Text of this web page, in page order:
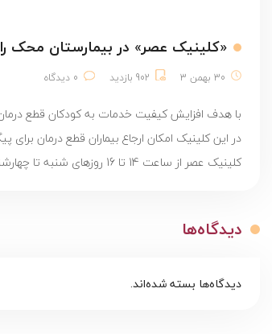
«کلینیک عصر» در بیمارستان محک
30 بهمن 3 902 بازدید 0 دیدگاه
با هدف افزایش کیفیت خدمات به کودکان قطع
در این کلینیک امکان ارجاع بیماران قطع درمان
کلینیک عصر از ساعت 14 تا 16 روزهای شنبه تا چهارشنبه در محل کلینیک 4 فعالیت می‌کند.
دیدگاه‌ها
دیدگاه‌ها بسته شده‌اند.